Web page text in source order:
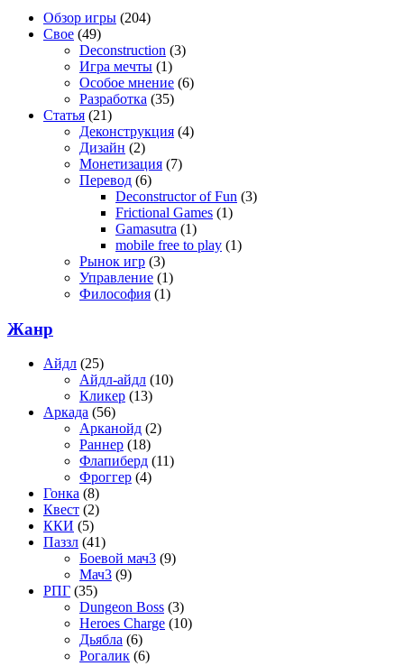
Обзор игры (204)
Свое (49)
Deconstruction (3)
Игра мечты (1)
Особое мнение (6)
Разработка (35)
Статья (21)
Деконструкция (4)
Дизайн (2)
Монетизация (7)
Перевод (6)
Deconstructor of Fun (3)
Frictional Games (1)
Gamasutra (1)
mobile free to play (1)
Рынок игр (3)
Управление (1)
Философия (1)
Жанр
Айдл (25)
Айдл-айдл (10)
Кликер (13)
Аркада (56)
Арканойд (2)
Раннер (18)
Флапиберд (11)
Фроггер (4)
Гонка (8)
Квест (2)
ККИ (5)
Паззл (41)
Боевой мач3 (9)
Мач3 (9)
РПГ (35)
Dungeon Boss (3)
Heroes Charge (10)
Дьябла (6)
Рогалик (6)